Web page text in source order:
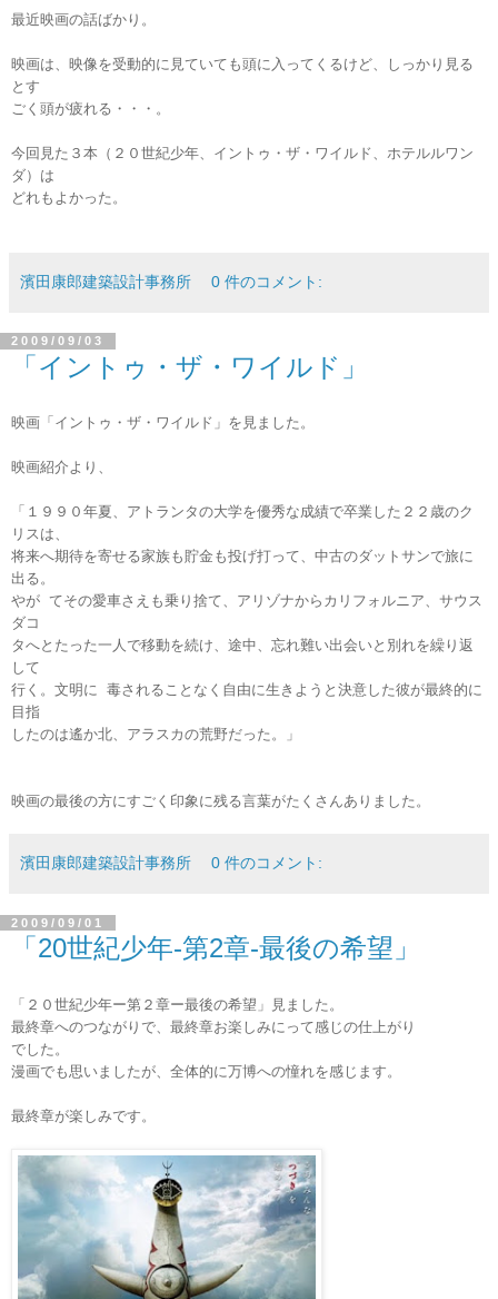
最近映画の話ばかり。
映画は、映像を受動的に見ていても頭に入ってくるけど、しっかり見る
とす
ごく頭が疲れる・・・。
今回見た３本（２０世紀少年、イントゥ・ザ・ワイルド、ホテルルワン
ダ）は
どれもよかった。
濱田康郎建築設計事務所 0 件のコメント:
2009/09/03
「イントゥ・ザ・ワイルド」
映画「イントゥ・ザ・ワイルド」を見ました。
映画紹介より、
「１９９０年夏、アトランタの大学を優秀な成績で卒業した２２歳のク
リスは、
将来へ期待を寄せる家族も貯金も投げ打って、中古のダットサンで旅に
出る。
やが てその愛車さえも乗り捨て、アリゾナからカリフォルニア、サウス
ダコ
タへとたった一人で移動を続け、途中、忘れ難い出会いと別れを繰り返
して
行く。文明に 毒されることなく自由に生きようと決意した彼が最終的に
目指
したのは遙か北、アラスカの荒野だった。」
映画の最後の方にすごく印象に残る言葉がたくさんありました。
濱田康郎建築設計事務所 0 件のコメント:
2009/09/01
「20世紀少年-第2章-最後の希望」
「２０世紀少年ー第２章ー最後の希望」見ました。
最終章へのつながりで、最終章お楽しみにって感じの仕上がり
でした。
漫画でも思いましたが、全体的に万博への憧れを感じます。
最終章が楽しみです。